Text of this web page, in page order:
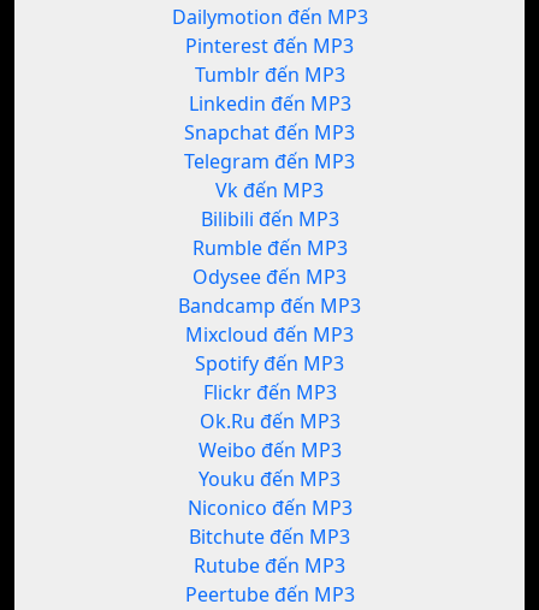
Dailymotion đến MP3
Pinterest đến MP3
Tumblr đến MP3
Linkedin đến MP3
Snapchat đến MP3
Telegram đến MP3
Vk đến MP3
Bilibili đến MP3
Rumble đến MP3
Odysee đến MP3
Bandcamp đến MP3
Mixcloud đến MP3
Spotify đến MP3
Flickr đến MP3
Ok.Ru đến MP3
Weibo đến MP3
Youku đến MP3
Niconico đến MP3
Bitchute đến MP3
Rutube đến MP3
Peertube đến MP3